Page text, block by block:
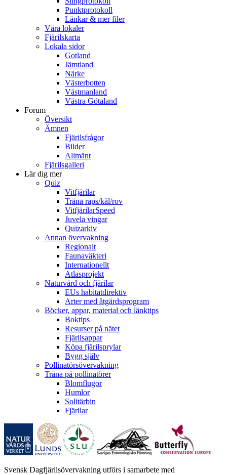
Punktprotokoll
Länkar & mer filer
Våra lokaler
Fjärilskarta
Lokala sidor
Gotland
Jämtland
Närke
Västerbotten
Västmanland
Västra Götaland
Forum
Översikt
Ämnen
Fjärilsfrågor
Bilder
Allmänt
Fjärilsgalleri
Lär dig mer
Quiz
Vitfjärilar
Träna raps/kål/rov
VitfjärilarSpeed
Juvela vingar
Quizarkiv
Annan övervakning
Regionalt
Faunaväkteri
Internationellt
Atlasprojekt
Naturvård och fjärilar
EUs habitatdirektiv
Arter med åtgärdsprogram
Böcker, appar, material och länktips
Boktips
Resurser på nätet
Fjärilsappar
Köpa fjärilsprylar
Bygg själv
Pollinatörsövervakning
Träna på pollinatörer
Blomflugor
Humlor
Solitärbin
Fjärilar
Svensk Dagfjärilsövervakning utförs i samarbete med